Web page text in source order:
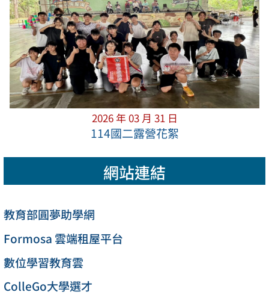
2026 年 03 月 31 日
114國二露營花絮
網站連結
教育部圓夢助學網
Formosa 雲端租屋平台
數位學習教育雲
ColleGo大學選才